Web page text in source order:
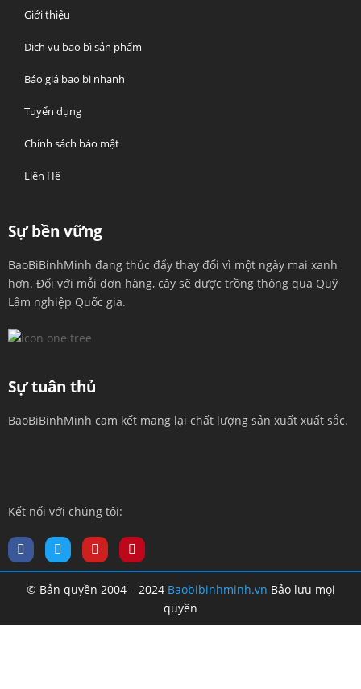
Giới thiệu
Dịch vụ bao bì sản phẩm
Báo giá bao bì nhanh
Tuyển dụng
Chính sách bảo mật
Liên Hệ
Sự bền vững
BaoBiBinhMinh đang thúc đẩy thay đổi vì một ngày mai xanh
hơn. Đối với mỗi đơn hàng, cây sẽ được trồng thông qua Quỹ
Lâm nghiệp Quốc gia.
Sự tuân thủ
BaoBiBinhMinh cam kết mang lại chất lượng sản xuất xuất sắc.
Kết nối với chúng tôi:
© Bản quyền 2004 – 2024 Baobibinhminh.vn Bảo lưu mọi
quyền